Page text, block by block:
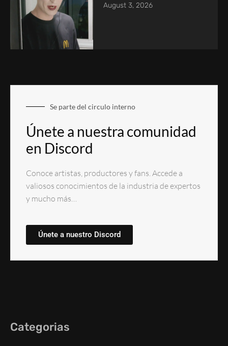
August 3, 2026
Se parte del circulo interno
Únete a nuestra comunidad
en Discord
Conoce artistas, productores y fans. Accede a
valiosos conocimientos de la industria de expertos
y mucho más…
Únete a nuestro Discord
Categorias